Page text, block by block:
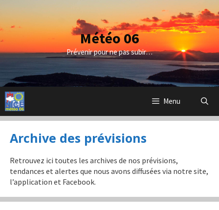
contenu
Météo 06
Prévenir pour ne pas subir…
Menu
Archive des prévisions
Retrouvez ici toutes les archives de nos prévisions,
tendances et alertes que nous avons diffusées via notre site,
l’application et Facebook.